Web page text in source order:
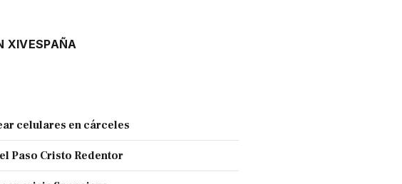
XIVESPAÑA
celulares en cárceles
Paso Cristo Redentor